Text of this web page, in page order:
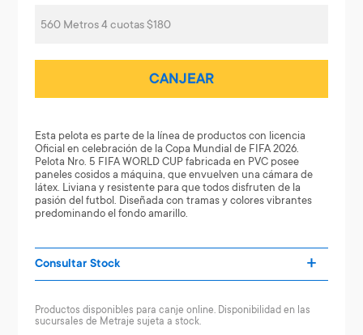
560 Metros 4 cuotas $180
CANJEAR
Esta pelota es parte de la línea de productos con licencia
Oficial en celebración de la Copa Mundial de FIFA 2026.
Pelota Nro. 5 FIFA WORLD CUP fabricada en PVC posee
paneles cosidos a máquina, que envuelven una cámara de
látex. Liviana y resistente para que todos disfruten de la
pasión del futbol. Diseñada con tramas y colores vibrantes
predominando el fondo amarillo.
Consultar Stock
Productos disponibles para canje online. Disponibilidad en las
sucursales de Metraje sujeta a stock.